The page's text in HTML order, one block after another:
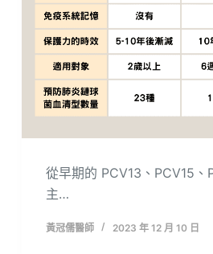
從早期的 PCV13、PCV15、
主…
黃冠儒醫師 2023 年 12 月 10 日